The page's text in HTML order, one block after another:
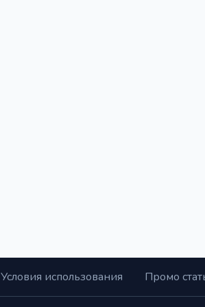
Условия использования
Промо